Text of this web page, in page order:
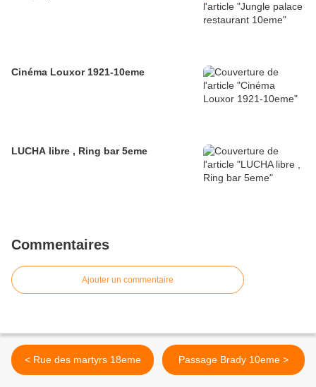
Cinéma Louxor 1921-10eme
LUCHA libre , Ring bar 5eme
Commentaires
Ajouter un commentaire
< Rue des martyrs 18eme Passage Brady 10eme >